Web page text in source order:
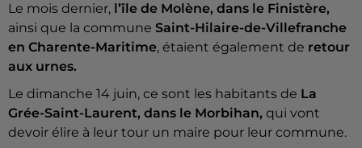
Le mois dernier, l’île de Molène, dans le Finistère,
ainsi que la commune Saint-Hilaire-de-Villefranche
en Charente-Maritime, étaient également de retour
aux urnes.
Le dimanche 14 juin, ce sont les habitants de La
Grée-Saint-Laurent, dans le Morbihan, qui vont
devoir élire à leur tour un maire pour leur commune.